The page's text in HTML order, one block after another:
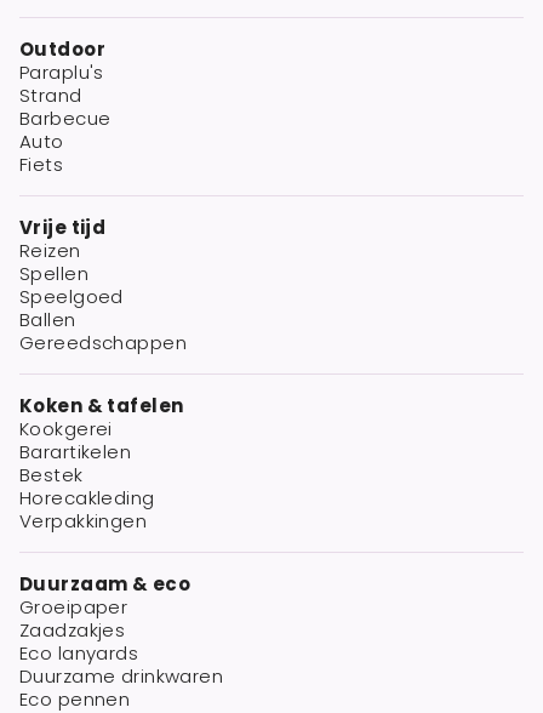
Outdoor
Paraplu's
Strand
Barbecue
Auto
Fiets
Vrije tijd
Reizen
Spellen
Speelgoed
Ballen
Gereedschappen
Koken & tafelen
Kookgerei
Barartikelen
Bestek
Horecakleding
Verpakkingen
Duurzaam & eco
Groeipaper
Zaadzakjes
Eco lanyards
Duurzame drinkwaren
Eco pennen